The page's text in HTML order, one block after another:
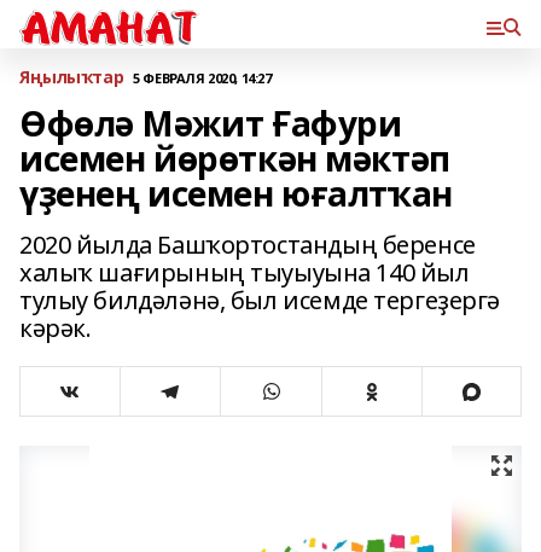
Яңылыҡтар 5 ФЕВРАЛЯ 2020, 14:27
Өфөлә Мәжит Ғафури
исемен йөрөткән мәктәп
үҙенең исемен юғалтҡан
2020 йылда Башҡортостандың беренсе
халыҡ шағирының тыуыуына 140 йыл
тулыу билдәләнә, был исемде тергеҙергә
кәрәк.